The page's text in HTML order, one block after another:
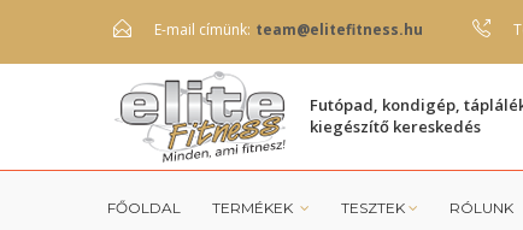
E-mail címünk: team@elitefitness.hu
Futópad, kondigép,
kiegészítő kereskedés
FŐOLDAL TERMÉKEK TESZTEK RÓLUNK